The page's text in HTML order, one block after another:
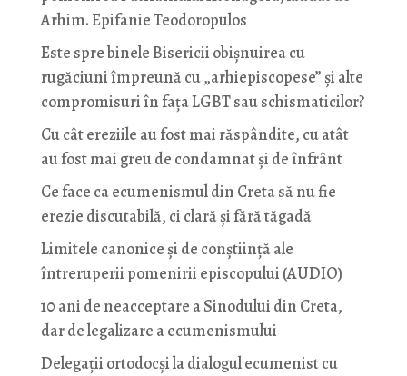
Arhim. Epifanie Teodoropulos
Este spre binele Bisericii obișnuirea cu
rugăciuni împreună cu „arhiepiscopese” și alte
compromisuri în fața LGBT sau schismaticilor?
Cu cât ereziile au fost mai răspândite, cu atât
au fost mai greu de condamnat și de înfrânt
Ce face ca ecumenismul din Creta să nu fie
erezie discutabilă, ci clară și fără tăgadă
Limitele canonice și de conștiință ale
întreruperii pomenirii episcopului (AUDIO)
10 ani de neacceptare a Sinodului din Creta,
dar de legalizare a ecumenismului
Delegații ortodocși la dialogul ecumenist cu